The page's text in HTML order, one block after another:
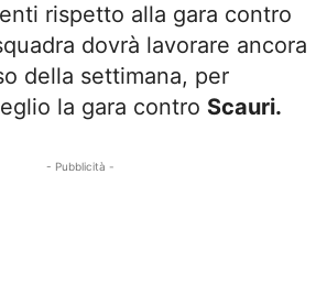
rispetto alla gara contro
dovrà lavorare ancora
della settimana, per
la gara contro Scauri.
- Pubblicità -